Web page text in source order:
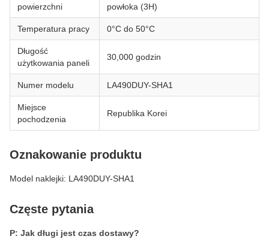
powierzchni
powłoka (3H)
Temperatura pracy 0°C do 50°C
Długość
użytkowania paneli
30,000 godzin
Numer modelu LA490DUY-SHA1
Miejsce
pochodzenia
Republika Korei
Oznakowanie produktu
Model naklejki: LA490DUY-SHA1
Częste pytania
P: Jak długi jest czas dostawy?